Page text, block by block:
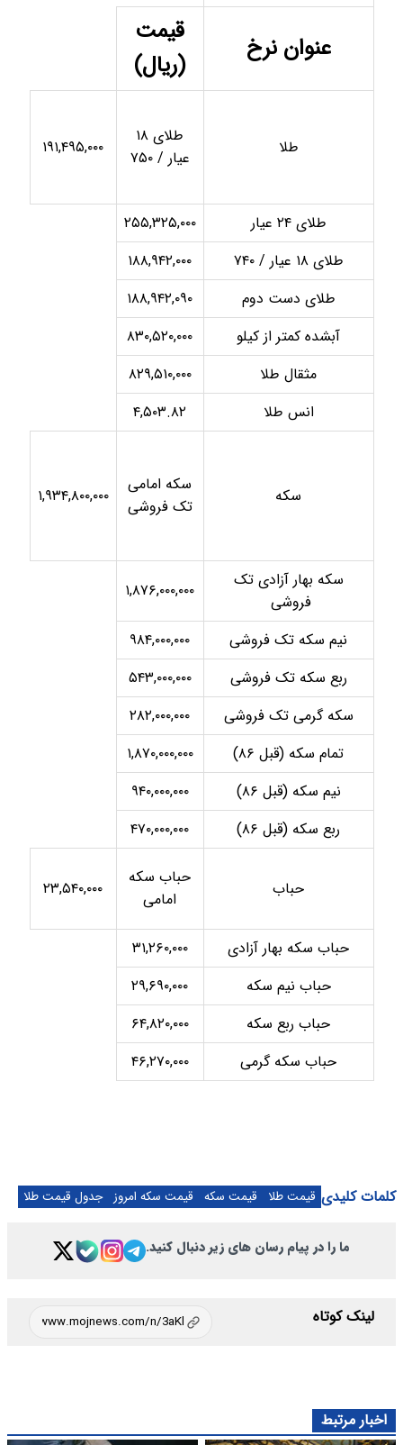
عنوان نرخ
قیمت
(ریال)
طلا
طلای ۱۸
عیار / ۷۵۰
۱۹۱,۴۹۵,۰۰۰
طلای ۲۴ عیار
۲۵۵,۳۲۵,۰۰۰
طلای ۱۸ عیار / ۷۴۰
۱۸۸,۹۴۲,۰۰۰
طلای دست دوم
۱۸۸,۹۴۲,۰۹۰
آبشده کمتر از کیلو
۸۳۰,۵۲۰,۰۰۰
مثقال طلا
۸۲۹,۵۱۰,۰۰۰
انس طلا
۴,۵۰۳.۸۲
سکه
سکه امامی
تک فروشی
۱,۹۳۴,۸۰۰,۰۰۰
سکه بهار آزادی تک
فروشی
۱,۸۷۶,۰۰۰,۰۰۰
نیم سکه تک فروشی
۹۸۴,۰۰۰,۰۰۰
ربع سکه تک فروشی
۵۴۳,۰۰۰,۰۰۰
سکه گرمی تک فروشی
۲۸۲,۰۰۰,۰۰۰
تمام سکه (قبل ۸۶)
۱,۸۷۰,۰۰۰,۰۰۰
نیم سکه (قبل ۸۶)
۹۴۰,۰۰۰,۰۰۰
ربع سکه (قبل ۸۶)
۴۷۰,۰۰۰,۰۰۰
حباب
حباب سکه
امامی
۲۳,۵۴۰,۰۰۰
حباب سکه بهار آزادی
۳۱,۲۶۰,۰۰۰
حباب نیم سکه
۲۹,۶۹۰,۰۰۰
حباب ربع سکه
۶۴,۸۲۰,۰۰۰
حباب سکه گرمی
۴۶,۲۷۰,۰۰۰
کلمات کلیدی قیمت طلا قیمت سکه قیمت سکه امروز جدول قیمت طلا
ما را در پیام رسان های زیر دنبال کنید.
لینک کوتاه
اخبار مرتبط